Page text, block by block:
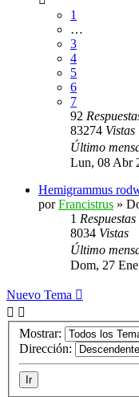
1
…
3
4
5
6
7
92
83274 Vistas
Último
Lun, 08 Abr
Hemigrammus
porFrancistrus »
1 Respuestas
8034 Vistas
Último
Dom, 27
Nuevo Tema
Mostrar:
Dirección: